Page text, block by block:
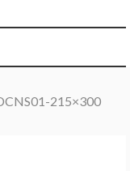
215×300